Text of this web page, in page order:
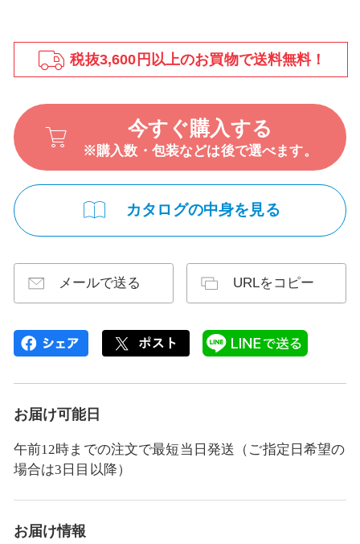
税抜3,600円以上のお買物で送料無料！
今すぐ購入する
※購入数・包装などは後で選べます。
カタログの中身を見る
メールで送る URLをコピー
お届け可能日
午前12時までの注文で最短当日発送（ご指定日希望の
場合は3日目以降）
お届け情報